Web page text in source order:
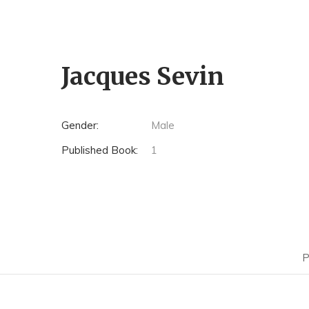
Jacques Sevin
Gender:
Male
Published Book:
1